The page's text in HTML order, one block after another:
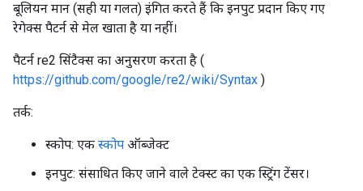
बूलियन मान (सही या गलत) इंगित करते हैं कि इनपुट प्रदान किए गए
रेगेक्स पैटर्न से मेल खाता है या नहीं।
पैटर्न re2 सिंटैक्स का अनुसरण करता है (
https://github.com/google/re2/wiki/Syntax )
तर्क:
स्कोप: एक स्कोप ऑब्जेक्ट
इनपुट: संसाधित किए जाने वाले टेक्स्ट का एक स्ट्रिंग टेंसर।